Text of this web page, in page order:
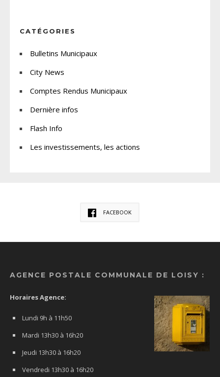
CATÉGORIES
Bulletins Municipaux
City News
Comptes Rendus Municipaux
Dernière infos
Flash Info
Les investissements, les actions
FACEBOOK
AGENCE POSTALE COMMUNALE DE LOISY :
Horaires Agence:
Lundi 9h à 11h50
Mardi 13h30 à 16h20
Jeudi 13h30 à 16h20
Vendredi 13h30 à 16h20